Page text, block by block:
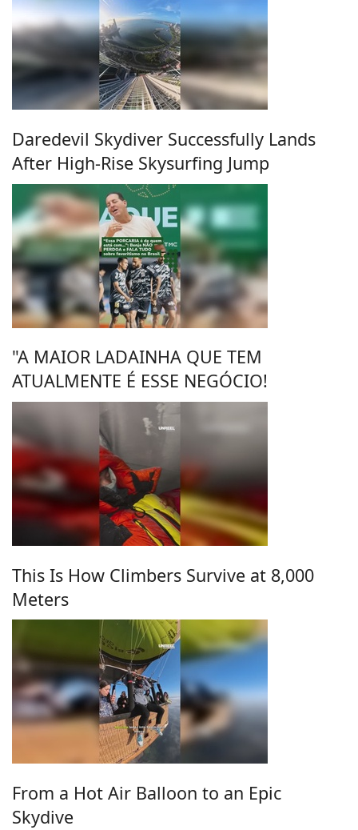
Daredevil Skydiver Successfully Lands
After High-Rise Skysurfing Jump
"A MAIOR LADAINHA QUE TEM
ATUALMENTE É ESSE NEGÓCIO!
This Is How Climbers Survive at 8,000
Meters
From a Hot Air Balloon to an Epic
Skydive